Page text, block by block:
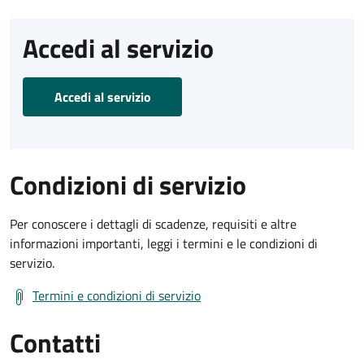
Accedi al servizio
Accedi al servizio
Condizioni di servizio
Per conoscere i dettagli di scadenze, requisiti e altre
informazioni importanti, leggi i termini e le condizioni di
servizio.
Termini e condizioni di servizio
Contatti